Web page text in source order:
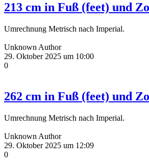
213 cm in Fuß (feet) und
Umrechnung Metrisch nach Imperial.
Unknown Author
29. Oktober 2025 um 10:00
0
262 cm in Fuß (feet) und
Umrechnung Metrisch nach Imperial.
Unknown Author
29. Oktober 2025 um 12:09
0